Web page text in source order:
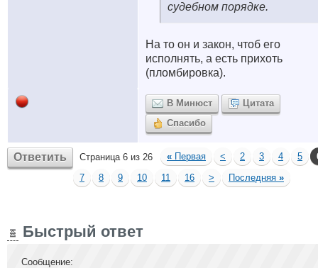
судебном порядке.
На то он и закон, чтоб его
исполнять, а есть прихоть
(пломбировка).
В Минюст
Цитата
Спасибо
Ответить Страница 6 из 26 « Первая < 2 3 4 5
7
8 9 10 11 16 > Последняя »
Быстрый ответ
Сообщение: